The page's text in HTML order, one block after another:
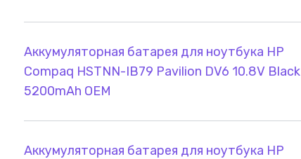
Аккумуляторная батарея для ноутбука HP
Compaq HSTNN-IB79 Pavilion DV6 10.8V Black
5200mAh OEM
Аккумуляторная батарея для ноутбука HP